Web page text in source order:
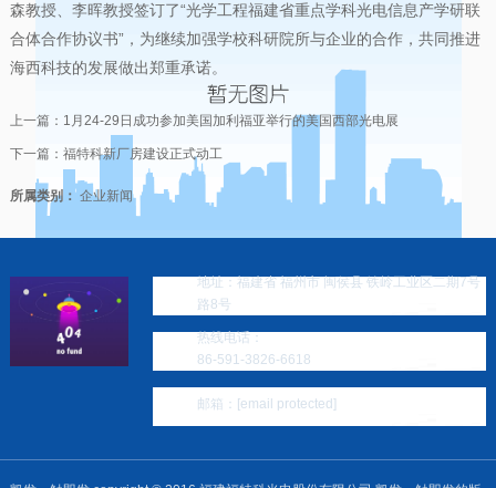
森教授、李晖教授签订了“光学工程福建省重点学科光电信息产学研联
合体合作协议书”，为继续加强学校科研院所与企业的合作，共同推进
海西科技的发展做出郑重承诺。
上一篇： 1月24-29日成功参加美国加利福亚举行的美国西部光电展
下一篇： 福特科新厂房建设正式动工
所属类别：企业新闻
地址：福建省 福州市 闽侯县 铁岭工业区二期7号
路8号
热线电话：
86-591-3826-6618
邮箱： [email protected]